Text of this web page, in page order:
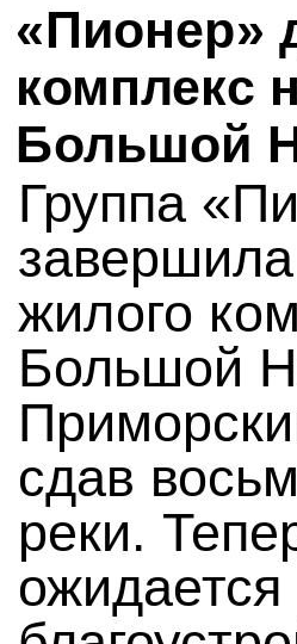
«Пионер»
комплекс
Большой
Группа
жилого
Большой
сдав
реки.
ожидается